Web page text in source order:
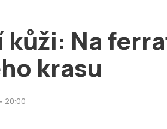
kůži: Na
krasu
20:00